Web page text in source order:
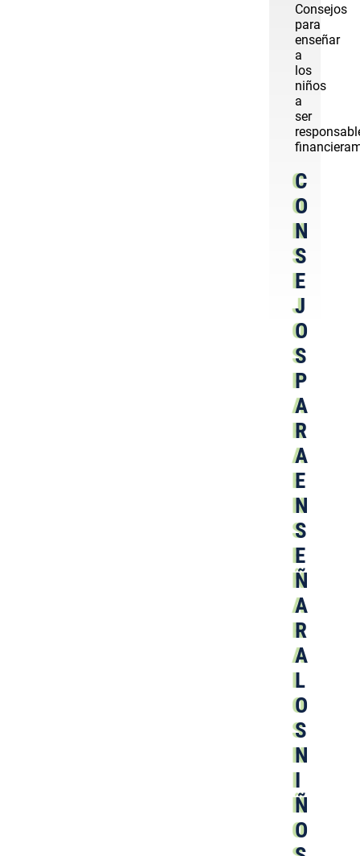
Consejos
para
enseñar
a
los
niños
a
ser
C
O
N
S
E
J
O
S
P
A
R
A
E
N
S
E
Ñ
A
R
A
L
O
S
N
I
Ñ
O